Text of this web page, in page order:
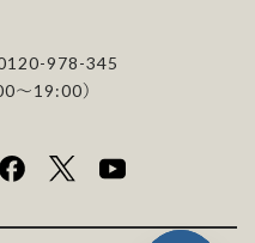
978-345
〜19:00）